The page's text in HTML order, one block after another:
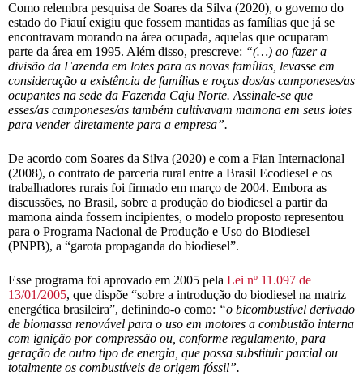
Como relembra pesquisa de Soares da Silva (2020), o governo do
estado do Piauí exigiu que fossem mantidas as famílias que já se
encontravam morando na área ocupada, aquelas que ocuparam
parte da área em 1995. Além disso, prescreve: “(…) ao fazer a
divisão da Fazenda em lotes para as novas famílias, levasse em
consideração a existência de famílias e roças dos/as camponeses/as
ocupantes na sede da Fazenda Caju Norte. Assinale-se que
esses/as camponeses/as também cultivavam mamona em seus lotes
para vender diretamente para a empresa”.
De acordo com Soares da Silva (2020) e com a Fian Internacional
(2008), o contrato de parceria rural entre a Brasil Ecodiesel e os
trabalhadores rurais foi firmado em março de 2004. Embora as
discussões, no Brasil, sobre a produção do biodiesel a partir da
mamona ainda fossem incipientes, o modelo proposto representou
para o Programa Nacional de Produção e Uso do Biodiesel
(PNPB), a “garota propaganda do biodiesel”.
Esse programa foi aprovado em 2005 pela Lei nº 11.097 de
13/01/2005, que dispõe “sobre a introdução do biodiesel na matriz
energética brasileira”, definindo-o como: “o bicombustível derivado
de biomassa renovável para o uso em motores a combustão interna
com ignição por compressão ou, conforme regulamento, para
geração de outro tipo de energia, que possa substituir parcial ou
totalmente os combustíveis de origem fóssil”.